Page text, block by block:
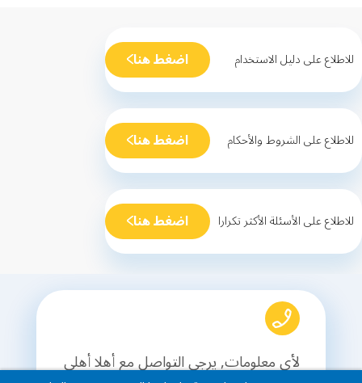
للاطلاع على دليل الاستخدام اضغط هنا
للاطلاع على الشروط والأحكام اضغط هنا
للاطلاع على الأسئلة الأكثر تكرارا اضغط هنا
لأي معلومات, يرجى التواصل مع أهلا أهلي